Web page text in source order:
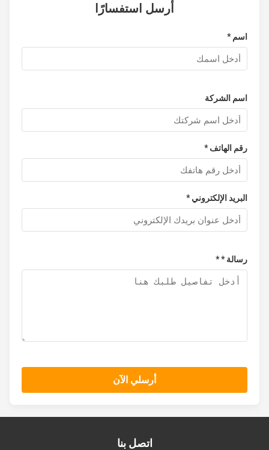
أرسل استفسارًا
اسم الشركة
رقم الهاتف *
البريد الإلكتروني *
رسالة * *
أرسلي الآن
اتصل بنا